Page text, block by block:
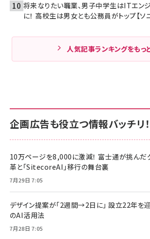
将来なりたい職業、男子中学生はITエ
に！ 高校生は男女とも公務員がトップ【ソ
人気記事ランキングをもっ
企画広告も役立つ情報バッチリ！
10万ページを8,000に激減！ 富士通が挑んだ
革と「SitecoreAI」移行の舞台裏
7月29日 7:05
デザイン提案が「2週間→2日に」 設立22年を
のAI活用法
7月28日 7:05